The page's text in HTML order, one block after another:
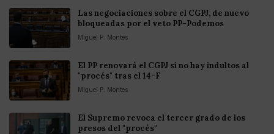
Las negociaciones sobre el CGPJ, de nuevo
bloqueadas por el veto PP-Podemos
Miguel P. Montes
El PP renovará el CGPJ si no hay indultos al
"procés" tras el 14-F
Miguel P. Montes
El Supremo revoca el tercer grado de los
presos del "procés"